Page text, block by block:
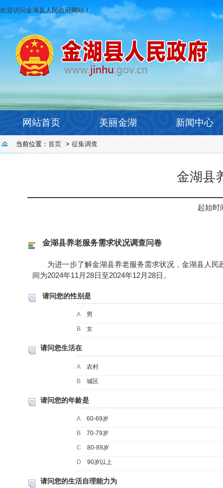
欢迎访问金湖县人民政府网站！
网站首页 美丽金湖 新闻中心
当前位置：首页 >征集调查
金湖县
起始时
金湖县养老服务需求状况调查问卷
为进一步了解金湖县养老服务需求状况，金湖县人
间为2024年11月28日至2024年12月28日。
请问您的性别是
A 男
B 女
请问您生活在
A 农村
B 城区
请问您的年龄是
A 60-69岁
B 70-79岁
C 80-89岁
D 90岁以上
请问您的生活自理能力为